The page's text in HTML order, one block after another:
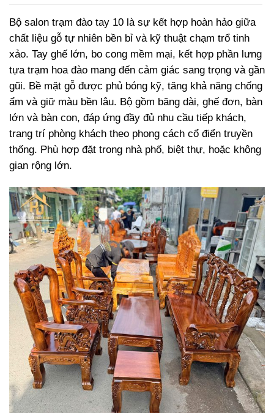
Bộ salon trạm đào tay 10 là sự kết hợp hoàn hảo giữa
chất liệu gỗ tự nhiên bền bỉ và kỹ thuật chạm trổ tinh
xảo. Tay ghế lớn, bo cong mềm mại, kết hợp phần lưng
tựa trạm hoa đào mang đến cảm giác sang trọng và gần
gũi. Bề mặt gỗ được phủ bóng kỹ, tăng khả năng chống
ẩm và giữ màu bền lâu. Bộ gồm băng dài, ghế đơn, bàn
lớn và bàn con, đáp ứng đầy đủ nhu cầu tiếp khách,
trang trí phòng khách theo phong cách cổ điển truyền
thống. Phù hợp đặt trong nhà phố, biệt thự, hoặc không
gian rộng lớn.